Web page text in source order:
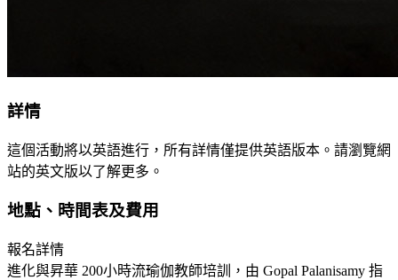
詳情
這個活動將以英語進行，所有詳情僅提供英語版本。請瀏覽網
站的英文版以了解更多。
地點、時間表及費用
報名詳情
進化與昇華 200小時流瑜伽教師培訓，由 Gopal Palanisamy 指